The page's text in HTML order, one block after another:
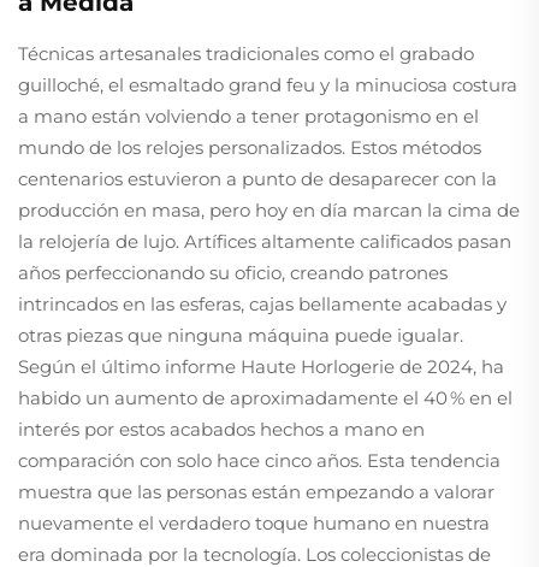
Técnicas artesanales tradicionales como el grabado
guilloché, el esmaltado grand feu y la minuciosa costura
a mano están volviendo a tener protagonismo en el
mundo de los relojes personalizados. Estos métodos
centenarios estuvieron a punto de desaparecer con la
producción en masa, pero hoy en día marcan la cima de
la relojería de lujo. Artífices altamente calificados pasan
años perfeccionando su oficio, creando patrones
intrincados en las esferas, cajas bellamente acabadas y
otras piezas que ninguna máquina puede igualar.
Según el último informe Haute Horlogerie de 2024, ha
habido un aumento de aproximadamente el 40 % en el
interés por estos acabados hechos a mano en
comparación con solo hace cinco años. Esta tendencia
muestra que las personas están empezando a valorar
nuevamente el verdadero toque humano en nuestra
era dominada por la tecnología. Los coleccionistas de